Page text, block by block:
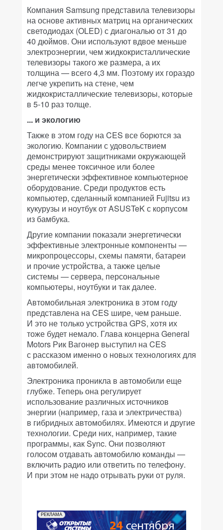
Компания Samsung представила телевизоры
на основе активных матриц на органических
светодиодах (OLED) с диагональю от 31 до
40 дюймов. Они используют вдвое меньше
электроэнергии, чем жидкокристаллические
телевизоры такого же размера, а их
толщина — всего 4,3 мм. Поэтому их гораздо
легче укрепить на стене, чем
жидкокристаллические телевизоры, которые
в 5-10 раз толще.
... и экологию
Также в этом году на CES все борются за
экологию. Компании с удовольствием
демонстрируют защитниками окружающей
среды менее токсичное или более
энергетически эффективное компьютерное
оборудование. Среди продуктов есть
компьютер, сделанный компанией Fujitsu из
кукурузы и ноутбук от ASUSTeK с корпусом
из бамбука.
Другие компании показали энергетически
эффективные электронные компоненты —
микропроцессоры, схемы памяти, батареи
и прочие устройства, а также целые
системы — сервера, персональные
компьютеры, ноутбуки и так далее.
Автомобильная электроника в этом году
представлена на CES шире, чем раньше.
И это не только устройства GPS, хотя их
тоже будет немало. Глава концерна General
Motors Рик Вагонер выступил на CES
с рассказом именно о новых технологиях для
автомобилей.
Электроника проникла в автомобили еще
глубже. Теперь она регулирует
использование различных источников
энергии (например, газа и электричества)
в гибридных автомобилях. Имеются и другие
технологии. Среди них, например, такие
программы, как Sync. Они позволяют
голосом отдавать автомобилю команды —
включить радио или ответить по телефону.
И при этом не надо отрывать руки от руля.
РЕКЛАМА